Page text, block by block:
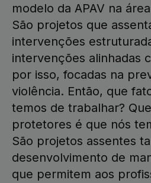
modelo da APAV na
São projetos que
intervenções
intervenções alinhadas
por isso, focadas na
violência. Então, que
temos de trabalhar?
protetores é que nós
São projetos assentes
desenvolvimento de
que permitem aos